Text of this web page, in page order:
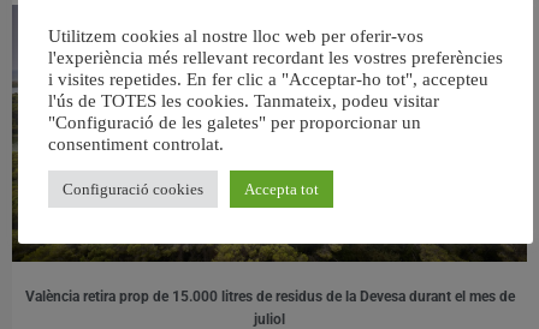
València retira prop de 15.000 litres de residus de la Devesa durant el mes de
juliol
Utilitzem cookies al nostre lloc web per oferir-vos
l'experiència més rellevant recordant les vostres preferències
i visites repetides. En fer clic a "Acceptar-ho tot", accepteu
l'ús de TOTES les cookies. Tanmateix, podeu visitar
"Configuració de les galetes" per proporcionar un
consentiment controlat.
Configuració cookies Accepta tot